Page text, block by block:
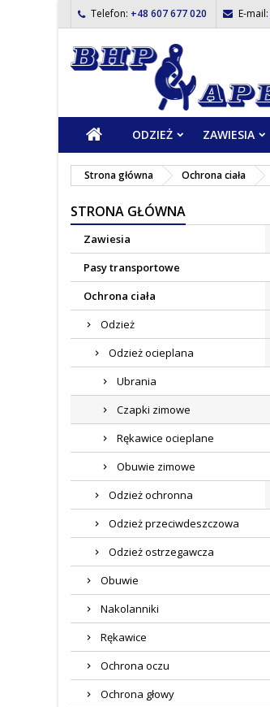
Telefon: +48 607 677 020 E-mail:
ODZIEŻ ZAWIESIA
Strona główna Ochrona ciała
STRONA GŁÓWNA
Zawiesia
Pasy transportowe
Ochrona ciała
Odzież
Odzież ocieplana
Ubrania
Czapki zimowe
Rękawice ocieplane
Obuwie zimowe
Odzież ochronna
Odzież przeciwdeszczowa
Odzież ostrzegawcza
Obuwie
Nakolanniki
Rękawice
Ochrona oczu
Ochrona głowy